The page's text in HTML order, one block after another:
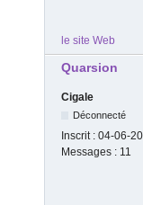
le site Web
Quarsion
Cigale
Déconnecté
Inscrit : 04-06-
Messages : 11